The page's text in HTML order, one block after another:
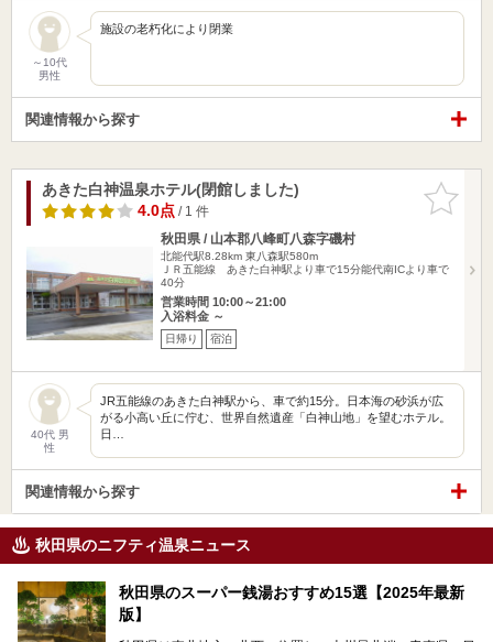
～10代
男性
施設の老朽化により閉業
関連情報から探す
お気に入
りに追加
あきた白神温泉ホテル(閉館しました)
4.0点/ 1 件
秋田県 / 山本郡八峰町八森字磯村
北能代駅8.28km 東八森駅580m
ＪＲ五能線 あきた白神駅より車で15分能代南ICより車で
40分
営業時間 10:00～21:00
入浴料金 ～
日帰り 宿泊
40代 男
性
JR五能線のあきた白神駅から、車で約15分。日本海の砂浜が広
がる小高い丘に佇む、世界自然遺産「白神山地」を望むホテル。
日…
関連情報から探す
秋田県のニフティ温泉ニュース
秋田県のスーパー銭湯おすすめ15選【2025年最新
版】